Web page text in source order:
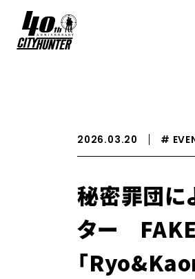
2026.03.20 #
秘密罪団に
ター FAKE
「